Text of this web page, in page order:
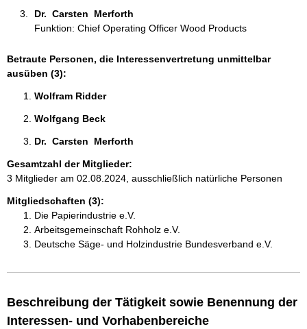
Dr.  Carsten  Merforth
Funktion: Chief Operating Officer Wood Products
Betraute Personen, die Interessenvertretung unmittelbar
ausüben (3):
Wolfram Ridder
Wolfgang Beck
Dr.  Carsten  Merforth
Gesamtzahl der Mitglieder:
3 Mitglieder am 02.08.2024, ausschließlich natürliche Personen
Mitgliedschaften (3):
Die Papierindustrie e.V.
Arbeitsgemeinschaft Rohholz e.V.
Deutsche Säge- und Holzindustrie Bundesverband e.V.
Beschreibung der Tätigkeit sowie Benennung der
Interessen- und Vorhabenbereiche